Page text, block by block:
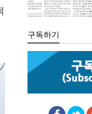
구독하기